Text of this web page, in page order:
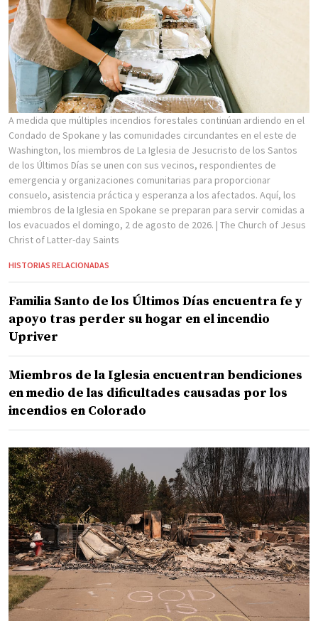
A medida que múltiples incendios forestales continúan ardiendo en el
Condado de Spokane y las comunidades circundantes en el este de
Washington, los miembros de La Iglesia de Jesucristo de los Santos
de los Últimos Días se unen con sus vecinos, respondientes de
emergencia y organizaciones comunitarias para proporcionar
consuelo, asistencia práctica y esperanza a los afectados. Aquí, los
miembros de la Iglesia en Spokane se preparan para servir comidas a
los evacuados el domingo, 2 de agosto de 2026. | The Church of Jesus
Christ of Latter-day Saints
HISTORIAS RELACIONADAS
Familia Santo de los Últimos Días encuentra fe y
apoyo tras perder su hogar en el incendio
Upriver
Miembros de la Iglesia encuentran bendiciones
en medio de las dificultades causadas por los
incendios en Colorado